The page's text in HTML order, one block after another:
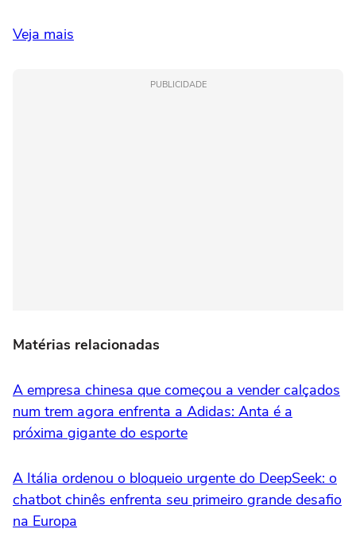
Veja mais
PUBLICIDADE
Matérias relacionadas
A empresa chinesa que começou a vender calçados
num trem agora enfrenta a Adidas: Anta é a
próxima gigante do esporte
A Itália ordenou o bloqueio urgente do DeepSeek: o
chatbot chinês enfrenta seu primeiro grande desafio
na Europa